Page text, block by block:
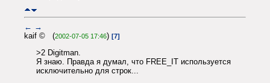
← →
kaif © (2002-07-05 17:46) [7]
>2 Digitman.
Я знаю. Правда я думал, что FREE_IT используется
исключительно для строк...